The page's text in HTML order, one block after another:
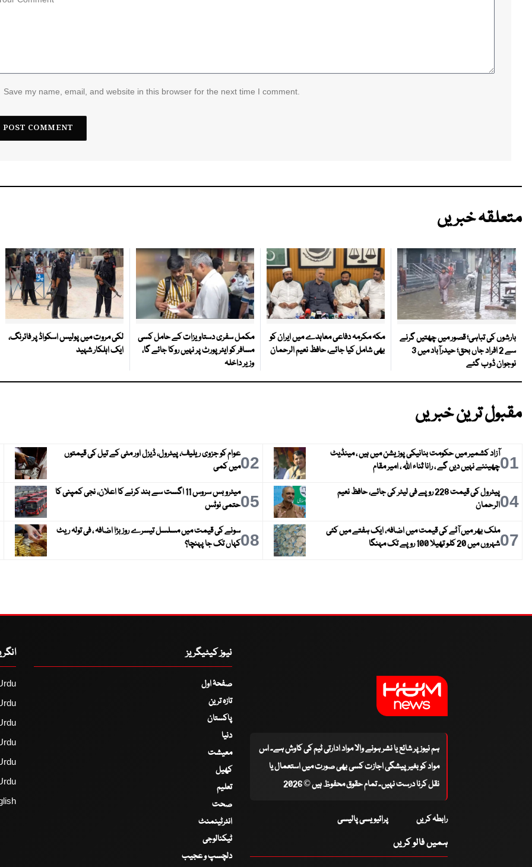
Save my name, email, and website in this browser for the next time I comment.
متعلقہ خبریں
بارشوں کی تباہی؛ قصور میں چھتیں گرنے
سے 2 افراد جاں بحق؛ حیدرآباد میں 3
نوجوان ڈوب گئے
مکہ مکرمہ دفاعی معاہدے میں ایران کو
بھی شامل کیا جائے، حافظ نعیم الرحمان
مکمل سفری دستاویزات کے حامل کسی
مسافر کو ایئرپورٹ پر نہیں روکا جائے گا،
وزیر داخلہ
لکی مروت میں پولیس اسکواڈ پر فائرنگ،
ایک اہلکار شہید
مقبول ترین خبریں
01آزاد کشمیر میں حکومت بنانیکی پوزیشن میں ہیں ، مینڈیٹ
چھیننے نہیں دیں گے ، رانا ثناء اللہ ، امیر مقام
02عوام کو جزوی ریلیف، پیٹرول، ڈیزل اور مٹی کے تیل کی قیمتوں
میں کمی
04
پیٹرول کی قیمت 228 روپے فی لیٹر کی جائے، حافظ نعیم
الرحمان
05
میٹرو بس سروس 11 اگست سے بند کرنے کا اعلان، نجی کمپنی کا
حتمی نوٹس
07ملک بھر میں آٹے کی قیمت میں اضافہ، ایک ہفتے میں کئی
شہروں میں 20 کلو تھیلا 100 روپے تک مہنگا
08سونے کی قیمت میں مسلسل تیسرے روز بڑا اضافہ ، فی تولہ ریٹ
کہاں تک جا پہنچا؟
ہم نیوز پر شائع یا نشر ہونے والا مواد ادارتی ٹیم کی کاوش ہے۔ اس
مواد کو بغیر پیشگی اجازت کسی بھی صورت میں استعمال یا
نقل کرنا درست نہیں۔ تمام حقوق محفوظ ہیں © 2026
رابطہ کریں پرائیویسی پالیسی
ہمیں فالو کریں
نیوز کیٹیگریز
صفحۂ اول
تازہ ترین
پاکستان
دنیا
معیشت
کھیل
تعلیم
صحت
انٹرٹینمنٹ
ٹیکنالوجی
دلچسپ و عجیب